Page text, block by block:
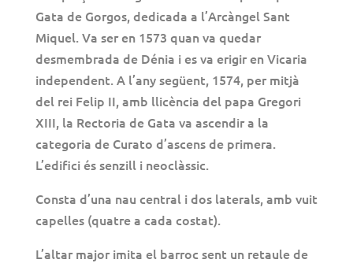
Gata de Gorgos, dedicada a l’Arcàngel Sant
Miquel. Va ser en 1573 quan va quedar
desmembrada de Dénia i es va erigir en Vicaria
independent. A l’any següent, 1574, per mitjà
del rei Felip II, amb llicència del papa Gregori
XIII, la Rectoria de Gata va ascendir a la
categoria de Curato d’ascens de primera.
L’edifici és senzill i neoclàssic.
Consta d’una nau central i dos laterals, amb vuit
capelles (quatre a cada costat).
L’altar major imita el barroc sent un retaule de